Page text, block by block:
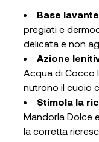
Base
pregiati e
delicata e non
Azione
Acqua di Cocco
nutrono il cuoio
Stimola la
Mandorla Dolce
la corretta